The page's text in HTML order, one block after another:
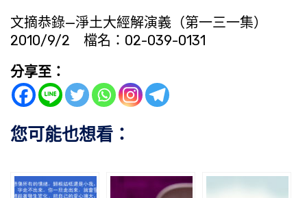
文摘恭錄—淨土大經解演義（第一三一集）
2010/9/2 檔名：02-039-0131
分享至：
您可能也想看：